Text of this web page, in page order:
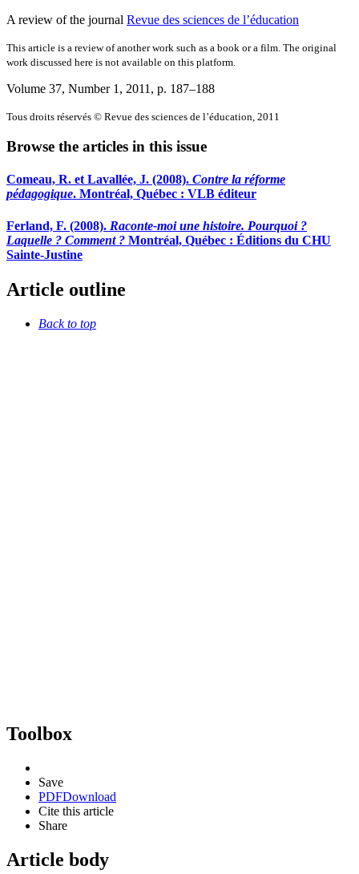
A review of the journal Revue des sciences de l’éducation
This article is a review of another work such as a book or a film. The original
work discussed here is not available on this platform.
Volume 37, Number 1, 2011 , p. 187–188
Tous droits réservés © Revue des sciences de l’éducation, 2011
Browse the articles in this issue
Comeau, R. et Lavallée, J. (2008). Contre la réforme
pédagogique. Montréal, Québec : VLB éditeur
Ferland, F. (2008). Raconte-moi une histoire. Pourquoi ?
Laquelle ? Comment ? Montréal, Québec : Éditions du CHU
Sainte-Justine
Article outline
Back to top
Toolbox
Save
PDFDownload
Cite this article
Share
Article body